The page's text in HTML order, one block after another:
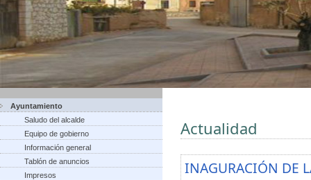
Ayuntamiento
Saludo del alcalde
Equipo de gobierno
Información general
Tablón de anuncios
Impresos
Actualidad
INAGURACIÓN DE